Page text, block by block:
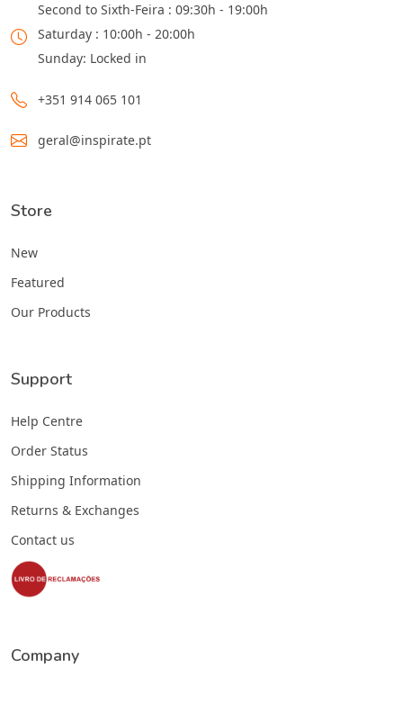
Second to Sixth-Feira : 09:30h - 19:00h
Saturday : 10:00h - 20:00h
Sunday: Locked in
+351 914 065 101
geral@inspirate.pt
Store
New
Featured
Our Products
Support
Help Centre
Order Status
Shipping Information
Returns & Exchanges
Contact us
Company